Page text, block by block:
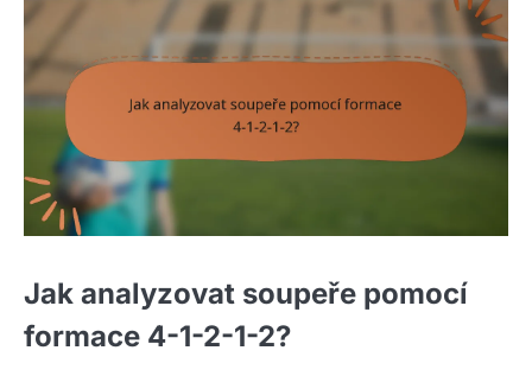
Jak analyzovat soupeře pomocí
formace 4-1-2-1-2?